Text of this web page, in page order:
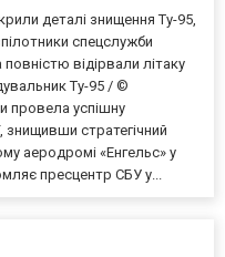
деталі знищення Ту-95,
спецслужби
відірвали літаку
Ту-95 / ©
провела успішну
знищивши стратегічний
аеродромі «Енгельс» у
пресцентр СБУ у...